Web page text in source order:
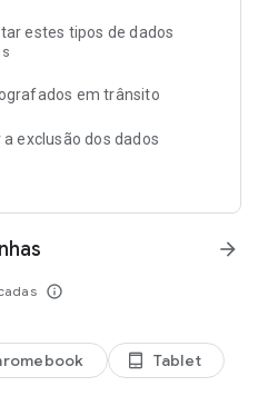
estes tipos de dados
em trânsito
exclusão dos dados
info_outline
arrow_forward
tablet_android Tablet